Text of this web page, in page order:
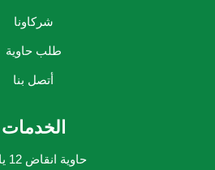
شركاونا
طلب حاوية
أتصل بنا
الخدمات
حاوية انقاض 12 ياردة